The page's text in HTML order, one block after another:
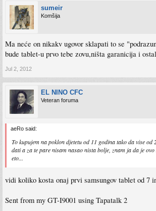
sumeir
Komšija
Ma neće on nikakv ugovor sklapati to se
bude tablet-u prvo tebe zovu,ništa garanicija i
Jul 2, 2012
EL NINO CFC
Veteran foruma
aeRo said:
To kupujem na poklon djetetu od 11 godina tako da vise
dati a za te pare nisam nasao nista bolje, znam ja da je ovo
eto...
vidi koliko kosta onaj prvi samsungov tablet od 7
Sent from my GT-I9001 using Tapatalk 2